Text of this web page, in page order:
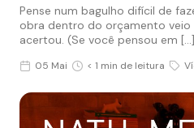
Pense num bagulho difícil de
obra dentro do orçamento veio
acertou. (Se você pensou em […]
05 Mai < 1 min de leitura